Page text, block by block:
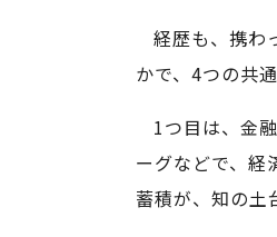
経歴も、携わ
かで、4つの共
1つ目は、金
ーグなどで、経
蓄積が、知の土